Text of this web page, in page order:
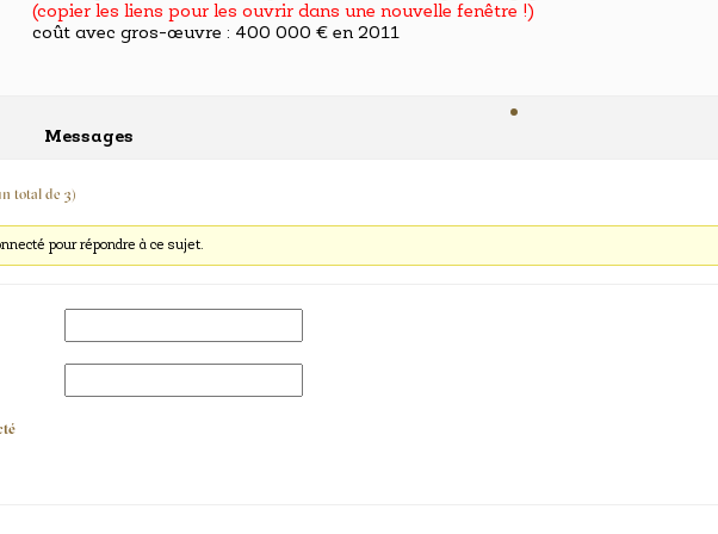
(copier les liens pour les ouvrir dans une nouvelle fenêtre !)
coût avec gros-œuvre : 400 000 € en 2011
Messages
total de 3)
pour répondre à ce sujet.